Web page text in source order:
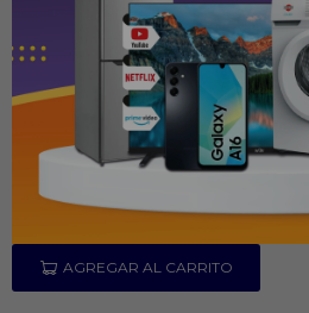
Máquina de coser familiar Singer
M2505
PYG 1.699.000